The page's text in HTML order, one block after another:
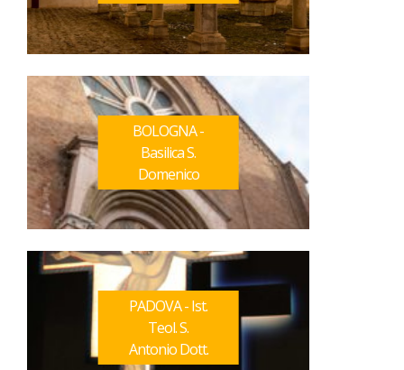
BOLOGNA -
Basilica S.
Domenico
PADOVA - Ist.
Teol. S.
Antonio Dott.